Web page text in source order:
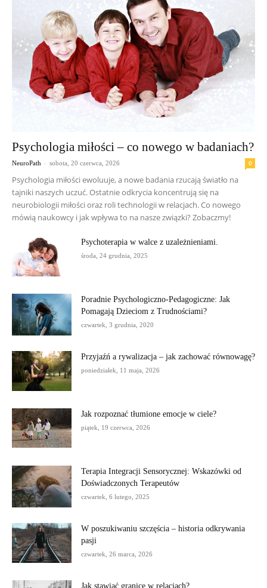
Psychologia miłości – co nowego w badaniach?
NeuroPath - sobota, 20 czerwca, 2026 0
Psychologia miłości ewoluuje, a nowe badania rzucają światło na
tajniki naszych uczuć. Ostatnie odkrycia koncentrują się na
neurobiologii miłości oraz roli technologii w relacjach. Co nowego
mówią naukowcy i jak wpływa to na nasze związki? Zobaczmy!
Psychoterapia w walce z uzależnieniami.
środa, 24 grudnia, 2025
Poradnie Psychologiczno-Pedagogiczne: Jak
Pomagają Dzieciom z Trudnościami?
czwartek, 3 grudnia, 2020
Przyjaźń a rywalizacja – jak zachować równowagę?
poniedziałek, 11 maja, 2026
Jak rozpoznać tłumione emocje w ciele?
piątek, 19 czerwca, 2026
Terapia Integracji Sensorycznej: Wskazówki od
Doświadczonych Terapeutów
czwartek, 6 lutego, 2025
W poszukiwaniu szczęścia – historia odkrywania
pasji
czwartek, 26 marca, 2026
Jak stawiać granice w relacjach?